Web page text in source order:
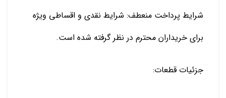
شرایط پرداخت منعطف: شرایط نقدی و اقساطی ویژه
برای خریداران محترم در نظر گرفته شده است.
جزئیات قطعات: